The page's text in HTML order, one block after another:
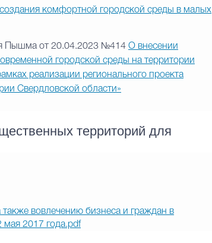
комфортной городской среды в малых
Пышма от 20.04.2023 №414 О внесении
городской среды на территории
реализации регионального проекта
Свердловской области»
территорий для
вовлечению бизнеса и граждан в
мая 2017 года.pdf